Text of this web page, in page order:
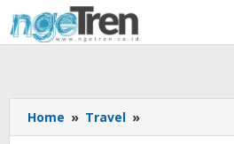
to
content
Home » Travel »
Tempat